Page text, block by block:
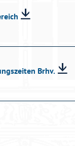
Brhv.